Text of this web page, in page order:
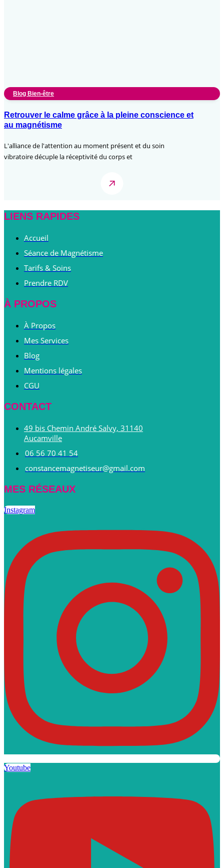
Blog Bien-être
Retrouver le calme grâce à la pleine conscience et
au magnétisme
L'alliance de l'attention au moment présent et du soin
vibratoire décuple la réceptivité du corps et
LIENS RAPIDES
Accueil
Séance de Magnétisme
Tarifs & Soins
Prendre RDV
À PROPOS
À Propos
Mes Services
Blog
Mentions légales
CGU
CONTACT
49 bis Chemin André Salvy, 31140
Aucamville
06 56 70 41 54
constancemagnetiseur@gmail.com
MES RÉSEAUX
Instagram
Youtube